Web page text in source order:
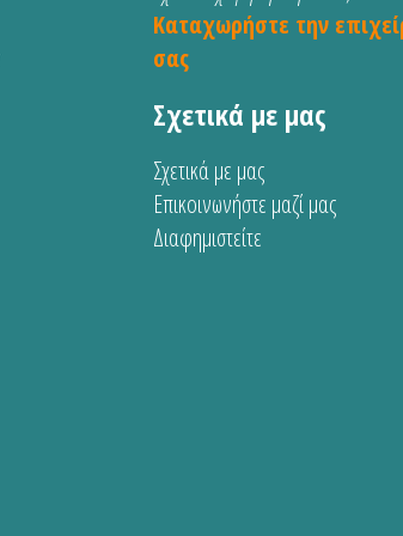
Καταχωρήστε την
σας
Σχετικά με μας
Σχετικά με μας
Επικοινωνήστε μαζί μας
Διαφημιστείτε